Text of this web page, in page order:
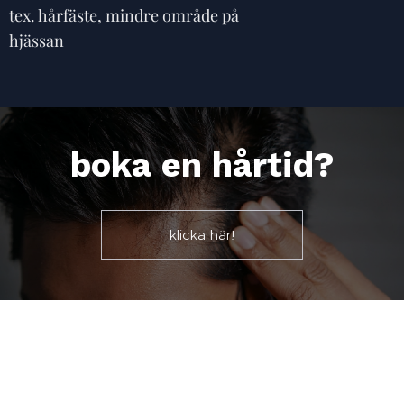
tex. hårfäste, mindre område på
hjässan
boka en hårtid?
klicka här!